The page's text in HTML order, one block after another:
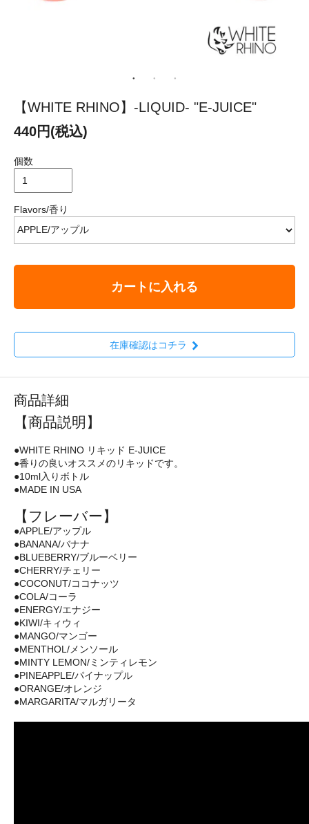
【WHITE RHINO】-LIQUID- "E-JUICE"
440円(税込)
個数
Flavors/香り
カートに入れる
在庫確認はコチラ
商品詳細
【商品説明】
●WHITE RHINO リキッド E-JUICE
●香りの良いオススメのリキッドです。
●10ml入りボトル
●MADE IN USA
【フレーバー】
●APPLE/アップル
●BANANA/バナナ
●BLUEBERRY/ブルーベリー
●CHERRY/チェリー
●COCONUT/ココナッツ
●COLA/コーラ
●ENERGY/エナジー
●KIWI/キィウィ
●MANGO/マンゴー
●MENTHOL/メンソール
●MINTY LEMON/ミンティレモン
●PINEAPPLE/パイナップル
●ORANGE/オレンジ
●MARGARITA/マルガリータ